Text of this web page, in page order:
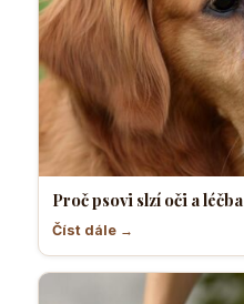
Proč psovi slzí oči a léčba
Číst dále →